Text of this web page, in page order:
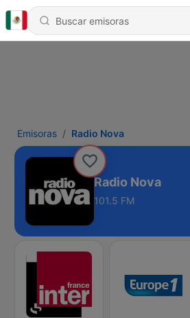
Emisoras Radio Nova
Radio Nova
101.5 FM